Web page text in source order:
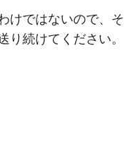
けではないので、そ
続けてください。